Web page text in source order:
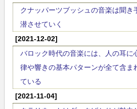
クナッパーツブッシュの音楽は聞き
潜させていく
[2021-12-02]
バロック時代の音楽には、人の耳に
律や響きの基本パターンが全て含ま
ている
[2021-11-04]